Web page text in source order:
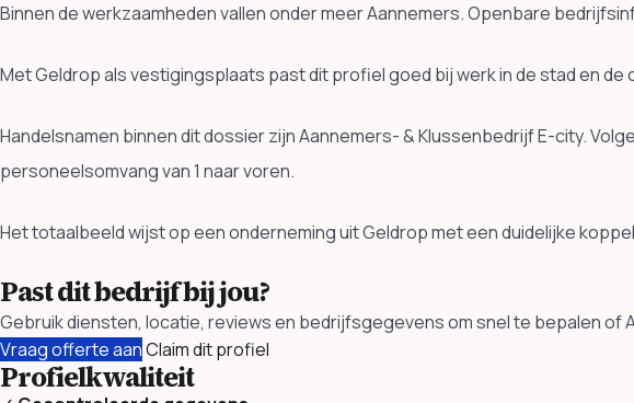
Binnen de werkzaamheden vallen onder meer Aannemers. Openbare
Met Geldrop als vestigingsplaats past dit profiel goed bij werk in de stad en
Handelsnamen binnen dit dossier zijn Aannemers- & Klussenbedrijf E-city.
personeelsomvang van 1 naar voren.
Het totaalbeeld wijst op een onderneming uit Geldrop met een duidelijke
Past dit bedrijf bij jou?
Gebruik diensten, locatie, reviews en bedrijfsgegevens om snel te bepalen of
Vraag offerte aanClaim dit profiel
Profielkwaliteit